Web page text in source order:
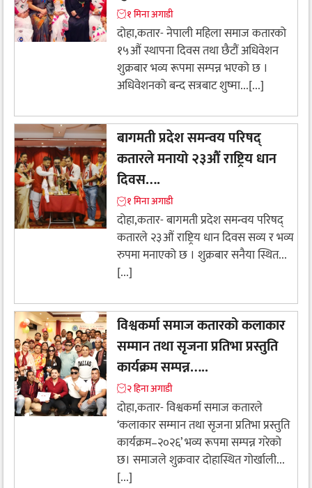
१ मिना अगाडी
दोहा,कतार- नेपाली महिला समाज कतारको
१५औं स्थापना दिवस तथा छैटौं अधिवेशन
शुक्रबार भव्य रूपमा सम्पन्न भएको छ ।
अधिवेशनको बन्द सत्रबाट शुष्मा...[...]
बागमती प्रदेश समन्वय परिषद्
कतारले मनायो २३औं राष्ट्रिय धान
दिवस….
१ मिना अगाडी
दोहा,कतार- बागमती प्रदेश समन्वय परिषद्
कतारले २३औं राष्ट्रिय धान दिवस सव्य र भव्य
रुपमा मनाएको छ । शुक्रबार सनैया स्थित...
[...]
विश्वकर्मा समाज कतारको कलाकार
सम्मान तथा सृजना प्रतिभा प्रस्तुति
कार्यक्रम सम्पन्न…..
२ हिना अगाडी
दोहा,कतार- विश्वकर्मा समाज कतारले
‘कलाकार सम्मान तथा सृजना प्रतिभा प्रस्तुति
कार्यक्रम–२०२६’ भव्य रूपमा सम्पन्न गरेको
छ। समाजले शुक्रवार दोहास्थित गोर्खाली...
[...]